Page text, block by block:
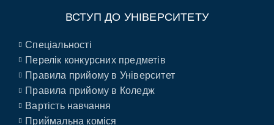
ВСТУП ДО УНІВЕРСИТЕТУ
Спеціальності
Перелік конкурсних предметів
Правила прийому в Університет
Правила прийому в Коледж
Вартість навчання
Приймальна коміся